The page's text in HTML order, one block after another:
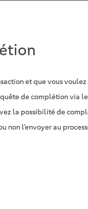
et que vous voulez
de complétion via le
la possibilité de
non l’envoyer au